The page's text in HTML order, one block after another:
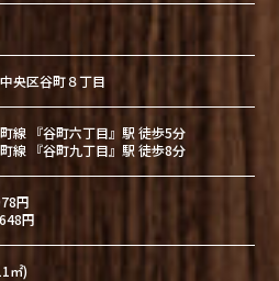
央区谷町８丁目
線 『谷町六丁目』駅 徒歩5分
線 『谷町九丁目』駅 徒歩8分
円
円
㎡)